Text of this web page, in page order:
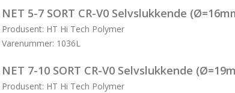
NET 5-7 SORT CR-V0 Selvslukkende
Produsent: HT Hi Tech Polymer
Varenummer: 1036L
NET 7-10 SORT CR-V0 Selvslukkende
Produsent: HT Hi Tech Polymer